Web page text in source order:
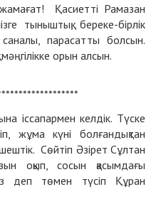
жамағат! Қасиетті Рамазан
тыныштық, береке-бірлік
парасатты болсын.
орын алсын.
іссапармен келдік. Түске
жұма күні болғандықтан
Сөйтіп Әзірет Сұлтан
оқып, сосын қасымдағы
деп төмен түсіп Құран